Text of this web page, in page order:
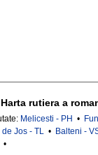
Harta rutiera a
Melicesti - PH •
de Jos - TL • Balteni -
•